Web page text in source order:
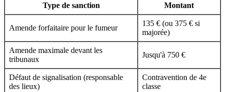
Type de sanction Montant
Amende forfaitaire pour le fumeur
135 € (ou 375 € si
majorée)
Amende maximale devant les
tribunaux
Jusqu'à 750 €
Défaut de signalisation (responsable
des lieux)
Contravention de 4e
classe